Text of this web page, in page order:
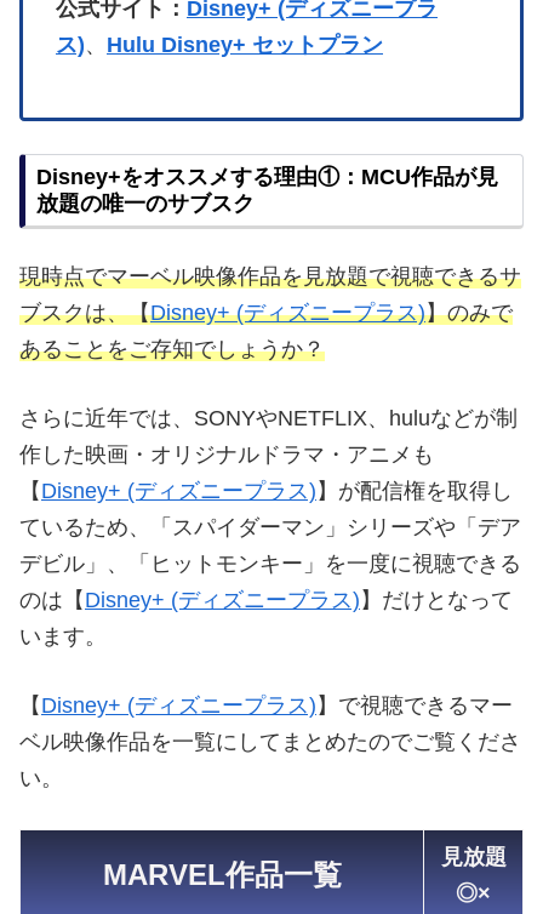
公式サイト： Disney+ (ディズニープラ
ス)、 Hulu Disney+ セットプラン
Disney+をオススメする理由①：MCU作品が見
放題の唯一のサブスク
現時点でマーベル映像作品を見放題で視聴できるサ
ブスクは、【Disney+ (ディズニープラス)】のみで
あることをご存知でしょうか？
さらに近年では、SONYやNETFLIX、huluなどが制
作した映画・オリジナルドラマ・アニメも
【 Disney+ (ディズニープラス) 】が配信権を取得し
ているため、「スパイダーマン」シリーズや「デア
デビル」、「ヒットモンキー」を一度に視聴できる
のは【 Disney+ (ディズニープラス) 】だけとなって
います。
【 Disney+ (ディズニープラス) 】で視聴できるマー
ベル映像作品を一覧にしてまとめたのでご覧くださ
い。
MARVEL作品一覧
見放題
◎×